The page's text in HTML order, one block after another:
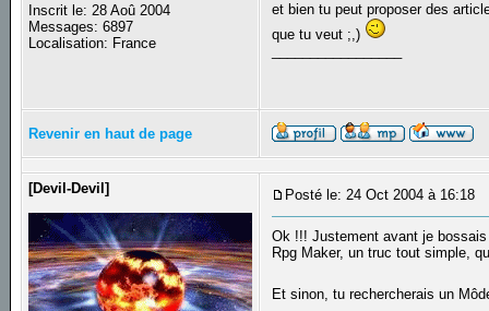
Inscrit le: 28 Aoû 2004
Messages: 6897
Localisation: France
et bien tu peut proposer des
que tu veut ;,)
Revenir en haut de page
[Devil-Devil] Posté le: 24 Oct 2004 à 16:18
Ok !!! Justement avant je
Rpg Maker, un truc tout simple,
Et sinon, tu rechercherais un